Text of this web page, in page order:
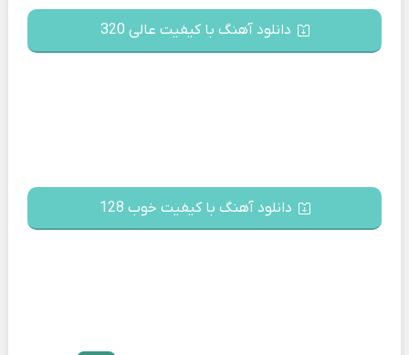
دانلود آهنگ با کیفیت عالی 320
دانلود آهنگ با کیفیت خوب 128